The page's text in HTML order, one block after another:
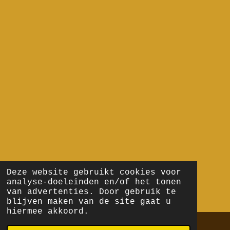
Deze website gebruikt cookies voor
analyse-doeleinden en/of het tonen
van advertenties. Door gebruik te
blijven maken van de site gaat u
hiermee akkoord.